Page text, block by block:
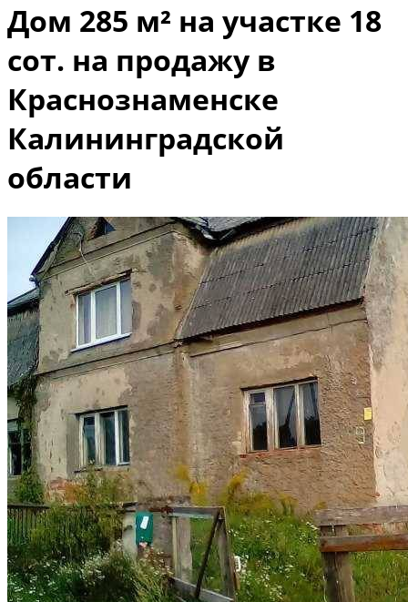
Дом 285 м² на участке 18
сот. на продажу в
Краснознаменске
Калининградской
области